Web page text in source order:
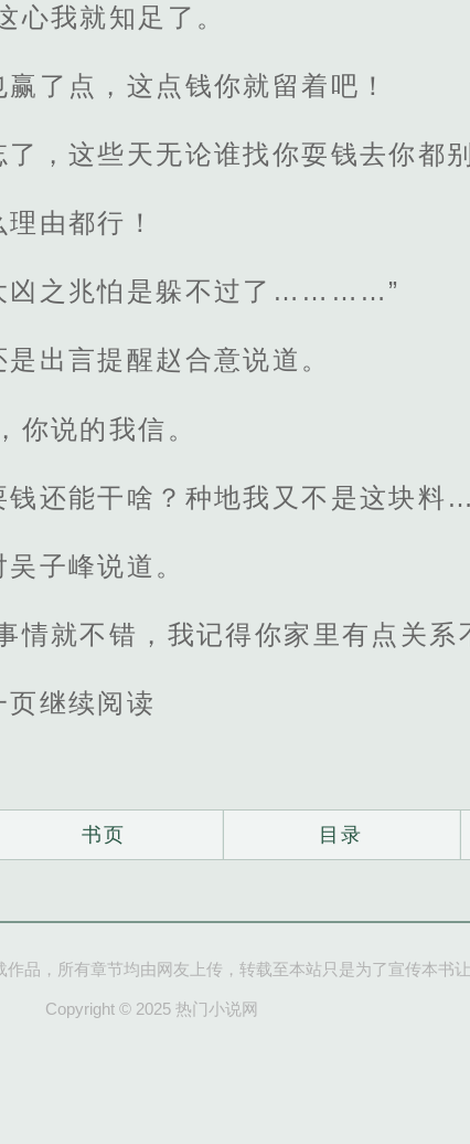
心我就知足了。
了点，这点钱你就留着吧！
，这些天无论谁找你耍钱去你都别
由都行！
凶之兆怕是躲不过了…………”
出言提醒赵合意说道。
你说的我信。
钱还能干啥？种地我又不是这块
子峰说道。
情就不错，我记得你家里有点关系
继续阅读
书页 目录
品，所有章节均由网友上传，转载至本站只是为了宣传本书让
Copyright © 2025 热门小说网